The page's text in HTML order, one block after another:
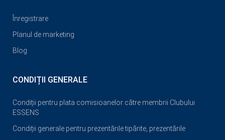
Înregistrare
Planul de marketing
Blog
CONDIȚII GENERALE
Condiții pentru plata comisioanelor către membrii Clubului
ESSENS
Condiții generale pentru prezentările tipărite, prezentările